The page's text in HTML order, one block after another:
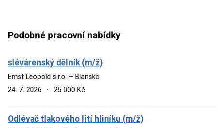
Podobné pracovní nabídky
slévárenský dělník (m/ž)
Ernst Leopold s.r.o. – Blansko
24. 7. 2026
· 25 000 Kč
Odlévač tlakového lití hliníku (m/ž)